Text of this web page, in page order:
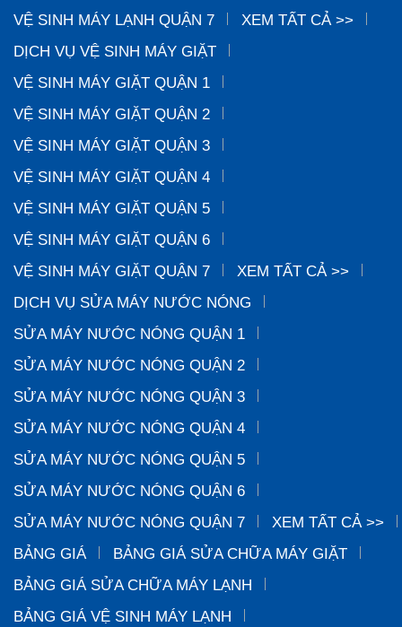
VỆ SINH MÁY LẠNH QUẬN 7
XEM TẤT CẢ >>
DỊCH VỤ VỆ SINH MÁY GIẶT
VỆ SINH MÁY GIẶT QUẬN 1
VỆ SINH MÁY GIẶT QUẬN 2
VỆ SINH MÁY GIẶT QUẬN 3
VỆ SINH MÁY GIẶT QUẬN 4
VỆ SINH MÁY GIẶT QUẬN 5
VỆ SINH MÁY GIẶT QUẬN 6
VỆ SINH MÁY GIẶT QUẬN 7
XEM TẤT CẢ >>
DỊCH VỤ SỬA MÁY NƯỚC NÓNG
SỬA MÁY NƯỚC NÓNG QUẬN 1
SỬA MÁY NƯỚC NÓNG QUẬN 2
SỬA MÁY NƯỚC NÓNG QUẬN 3
SỬA MÁY NƯỚC NÓNG QUẬN 4
SỬA MÁY NƯỚC NÓNG QUẬN 5
SỬA MÁY NƯỚC NÓNG QUẬN 6
SỬA MÁY NƯỚC NÓNG QUẬN 7
XEM TẤT CẢ >>
BẢNG GIÁ
BẢNG GIÁ SỬA CHỮA MÁY GIẶT
BẢNG GIÁ SỬA CHỮA MÁY LẠNH
BẢNG GIÁ VỆ SINH MÁY LẠNH